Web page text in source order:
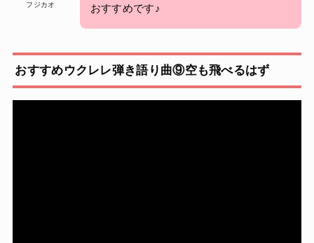
フジカオ
おすすめです♪
おすすめウクレレ弾き語り曲⑨空も飛べるはず